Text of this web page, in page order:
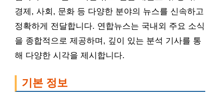
경제, 사회, 문화 등 다양한 분야의 뉴스를 신속하고
정확하게 전달합니다. 연합뉴스는 국내외 주요 소식
을 종합적으로 제공하며, 깊이 있는 분석 기사를 통
해 다양한 시각을 제시합니다.
기본 정보